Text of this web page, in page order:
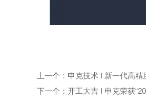
上一个： 申克技术 I 新一代高精
下一个： 开工大吉 I 申克荣获